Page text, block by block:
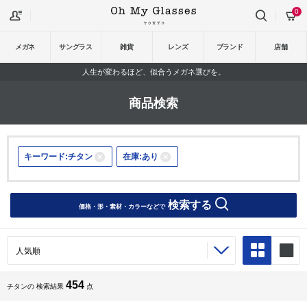
メガネ サングラス 雑貨 レンズ ブランド 店舗
0
人生が変わるほど、似合うメガネ選びを。
商品検索
キーワード:チタン 在庫:あり
価格・形・素材・カラーなどで検索する
チタンの 検索結果 454 点